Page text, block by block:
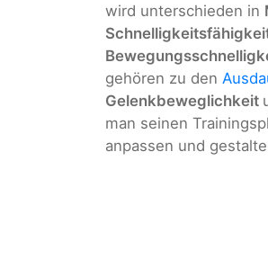
wird unterschieden in
gehören zu den
Gelenkbeweglichkeit
man seinen
anpassen und